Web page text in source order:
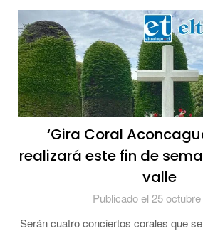
‘Gira Coral
realizará este fin de
valle
Publicado el 25
Serán cuatro conciertos corales que